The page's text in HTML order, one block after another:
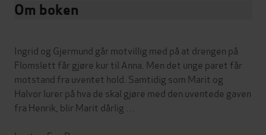
Om boken
Ingrid og Gjermund går motvillig med på at drengen på
Flomslett får gjøre kur til Anna. Men det unge paret får
motstand fra uventet hold. Samtidig som Marit og
Halvor lurer på hva de skal gjøre med den uventede gaven
fra Henrik, blir Marit dårlig …